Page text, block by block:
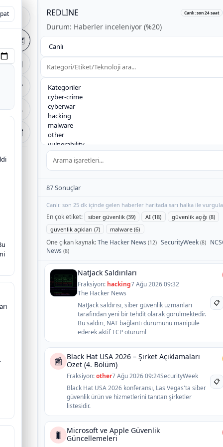
🏠
🗺️
📰
📋
🔧
🔐
+
−
REDLINE Canlı: son 24 saat
Durum: Haberler inceleniyor (%20)
87 Sonuçlar
Canlı: son 25 dk içinde gelen haberler haritada sarı halka ile
En çok etiket: siber güvenlik (39) AI (18)
güvenlik açığı (8)
güvenlik açıkları (7)
malware (6)
Öne çıkan kaynak:The Hacker News (12) SecurityWeek (8)
News (8)
NatJack Saldırıları
Fraksiyon: hacking7 Ağu 2026 09:32
The Hacker News
NatJack saldırısı, siber güvenlik uzmanları
tarafından yeni bir tehdit olarak görülmektedir.
Bu saldırı, NAT bağlantı durumunu manipüle
ederek aktif TCP oturuml
📋
📰 Black Hat USA 2026 – Şirket Açıklamaları
Özet (4. Bölüm)
Fraksiyon:other7 Ağu 2026 09:24SecurityWeek
Black Hat USA 2026 konferansı, Las Vegas'ta siber
güvenlik ürün ve hizmetlerini tanıtan şirketler
listesidir.
📋
🐛
Microsoft ve Apple Güvenlik
Güncellemeleri